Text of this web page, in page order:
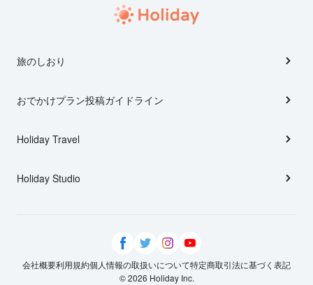
旅のしおり
おでかけプラン投稿ガイドライン
Holiday Travel
Holiday Studio
会社概要利用規約個人情報の取扱いについて特定商取引法に基づく表記
© 2026 Holiday Inc.